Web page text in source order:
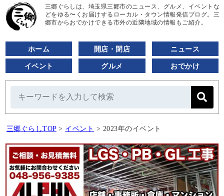
三郷ぐらしは、埼玉県三郷市のニュース、グルメ、イベントな
どをゆる〜くお届けするローカル・タウン情報発信ブログ。三
郷市からおでかけできる市外の近隣地域の情報もご紹介。
ホーム 開店・閉店 ニュース
イベント グルメ おでかけ
三郷ぐらしTOP > イベント > 2023年のイベント